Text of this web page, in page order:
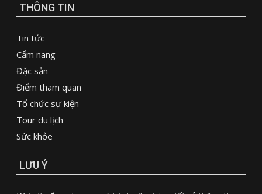
THÔNG TIN
Tin tức
Cẩm nang
Đặc sản
Điểm tham quan
Tổ chức sự kiện
Tour du lịch
Sức khỏe
LƯU Ý